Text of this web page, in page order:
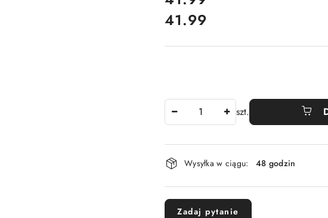
Cena:
41.99
szt.
Dostępność
i
dostawa
Wysyłka w ciągu: 48 godzin
Zadaj pytanie